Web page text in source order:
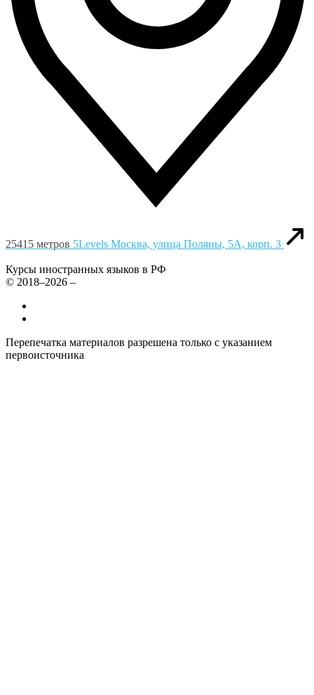
25415 метров 5Levels Москва, улица Поляны, 5А, корп. 3
Курсы иностранных языков в РФ
© 2018–2026 –
Перепечатка материалов разрешена только с указанием
первоисточника